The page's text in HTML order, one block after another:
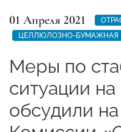
01 Апреля 2021
ЦЕЛЛЮЛОЗНО-БУМАЖНАЯ
Меры по
ситуации
обсудили